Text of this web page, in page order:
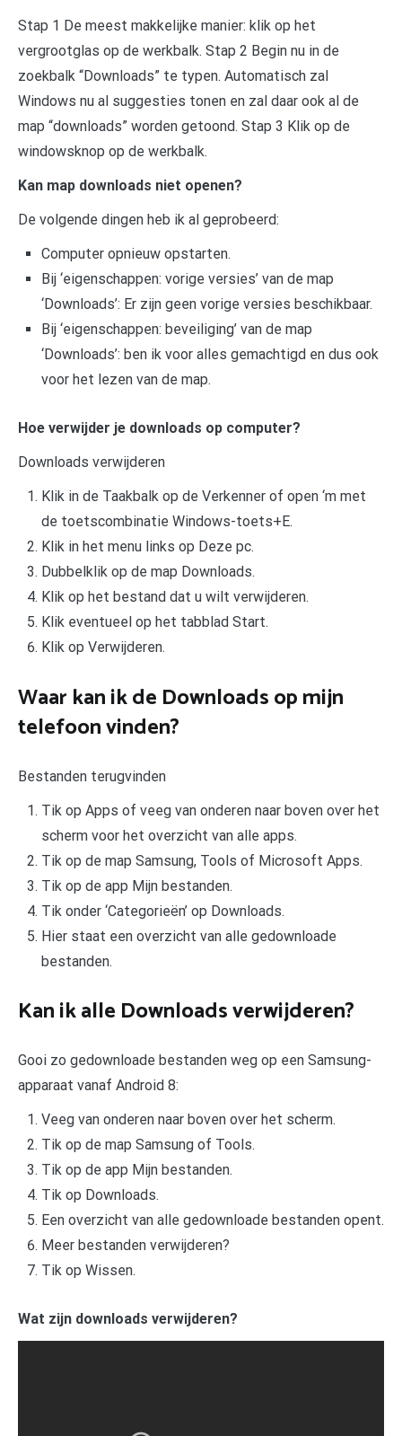
Stap 1 De meest makkelijke manier: klik op het
vergrootglas op de werkbalk. Stap 2 Begin nu in de
zoekbalk “Downloads” te typen. Automatisch zal
Windows nu al suggesties tonen en zal daar ook al de
map “downloads” worden getoond. Stap 3 Klik op de
windowsknop op de werkbalk.
Kan map downloads niet openen?
De volgende dingen heb ik al geprobeerd:
Computer opnieuw opstarten.
Bij ‘eigenschappen: vorige versies’ van de map
‘Downloads’: Er zijn geen vorige versies beschikbaar.
Bij ‘eigenschappen: beveiliging’ van de map
‘Downloads’: ben ik voor alles gemachtigd en dus ook
voor het lezen van de map.
Hoe verwijder je downloads op computer?
Downloads verwijderen
Klik in de Taakbalk op de Verkenner of open ‘m met
de toetscombinatie Windows-toets+E.
Klik in het menu links op Deze pc.
Dubbelklik op de map Downloads.
Klik op het bestand dat u wilt verwijderen.
Klik eventueel op het tabblad Start.
Klik op Verwijderen.
Waar kan ik de Downloads op mijn
telefoon vinden?
Bestanden terugvinden
Tik op Apps of veeg van onderen naar boven over het
scherm voor het overzicht van alle apps.
Tik op de map Samsung, Tools of Microsoft Apps.
Tik op de app Mijn bestanden.
Tik onder ‘Categorieën’ op Downloads.
Hier staat een overzicht van alle gedownloade
bestanden.
Kan ik alle Downloads verwijderen?
Gooi zo gedownloade bestanden weg op een Samsung-
apparaat vanaf Android 8:
Veeg van onderen naar boven over het scherm.
Tik op de map Samsung of Tools.
Tik op de app Mijn bestanden.
Tik op Downloads.
Een overzicht van alle gedownloade bestanden opent.
Meer bestanden verwijderen?
Tik op Wissen.
Wat zijn downloads verwijderen?